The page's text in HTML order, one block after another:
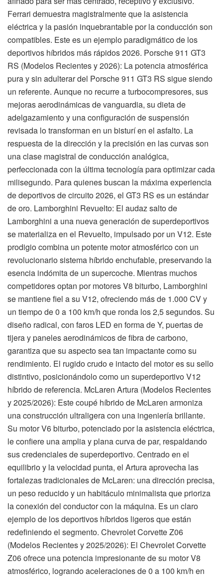
Ferrari demuestra magistralmente que la asistencia
eléctrica y la pasión inquebrantable por la conducción son
compatibles. Este es un ejemplo paradigmático de los
deportivos híbridos más rápidos 2026. Porsche 911 GT3
RS (Modelos Recientes y 2026): La potencia atmosférica
pura y sin adulterar del Porsche 911 GT3 RS sigue siendo
un referente. Aunque no recurre a turbocompresores, sus
mejoras aerodinámicas de vanguardia, su dieta de
adelgazamiento y una configuración de suspensión
revisada lo transforman en un bisturí en el asfalto. La
respuesta de la dirección y la precisión en las curvas son
una clase magistral de conducción analógica,
perfeccionada con la última tecnología para optimizar cada
milisegundo. Para quienes buscan la máxima experiencia
de deportivos de circuito 2026, el GT3 RS es un estándar
de oro. Lamborghini Revuelto: El audaz salto de
Lamborghini a una nueva generación de superdeportivos
se materializa en el Revuelto, impulsado por un V12. Este
prodigio combina un potente motor atmosférico con un
revolucionario sistema híbrido enchufable, preservando la
esencia indómita de un supercoche. Mientras muchos
competidores optan por motores V8 biturbo, Lamborghini
se mantiene fiel a su V12, ofreciendo más de 1.000 CV y
un tiempo de 0 a 100 km/h que ronda los 2,5 segundos. Su
diseño radical, con faros LED en forma de Y, puertas de
tijera y paneles aerodinámicos de fibra de carbono,
garantiza que su aspecto sea tan impactante como su
rendimiento. El rugido crudo e intacto del motor es su sello
distintivo, posicionándolo como un superdeportivo V12
híbrido de referencia. McLaren Artura (Modelos Recientes
y 2025/2026): Este coupé híbrido de McLaren armoniza
una construcción ultraligera con una ingeniería brillante.
Su motor V6 biturbo, potenciado por la asistencia eléctrica,
le confiere una amplia y plana curva de par, respaldando
sus credenciales de superdeportivo. Centrado en el
equilibrio y la velocidad punta, el Artura aprovecha las
fortalezas tradicionales de McLaren: una dirección precisa,
un peso reducido y un habitáculo minimalista que prioriza
la conexión del conductor con la máquina. Es un claro
ejemplo de los deportivos híbridos ligeros que están
redefiniendo el segmento. Chevrolet Corvette Z06
(Modelos Recientes y 2025/2026): El Chevrolet Corvette
Z06 ofrece una potencia impresionante de su motor V8
atmosférico, logrando aceleraciones de 0 a 100 km/h en